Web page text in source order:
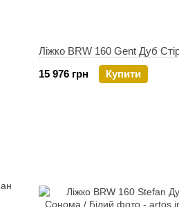
Ліжко BRW 160 Gent Дуб
15 976 грн
Купити